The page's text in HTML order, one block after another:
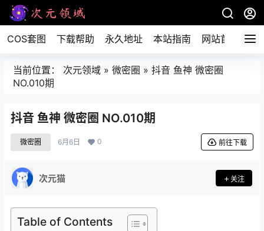
COS套图 下载帮助 永久地址 本站指南 网站首页
当前位置： 次元领域 » 微密圈 » 抖音 鱼神 微密圈
NO.010期
抖音 鱼神 微密圈 NO.010期
微密圈 6月6日 0 前往下载
次元猫 关注
Table of Contents